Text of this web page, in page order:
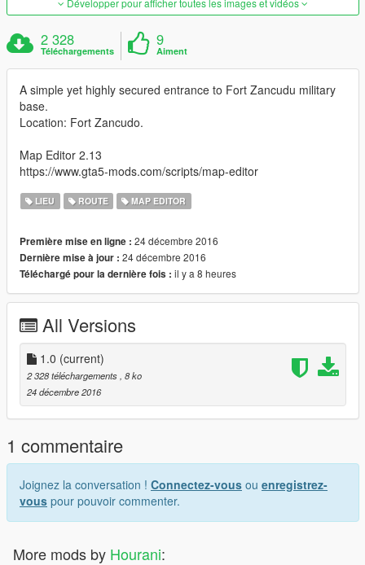
2 328
Téléchargements
9
Aiment
A simple yet highly secured entrance to Fort Zancudu military
base.
Location: Fort Zancudo.
Map Editor 2.13
https://www.gta5-mods.com/scripts/map-editor
LIEU ROUTE MAP EDITOR
Première mise en ligne : 24 décembre 2016
Dernière mise à jour : 24 décembre 2016
Téléchargé pour la dernière fois : il y a 8 heures
All Versions
1.0 (current)
2 328 téléchargements , 8 ko
24 décembre 2016
1 commentaire
Joignez la conversation ! Connectez-vous ou enregistrez-
vous pour pouvoir commenter.
More mods by Hourani: